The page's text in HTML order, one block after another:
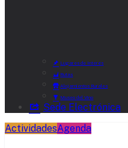
Lugares de Interés
Rutas
Alojamientos Rurales
Museo del Vino
Sede Electrónica
ActividadesAgenda